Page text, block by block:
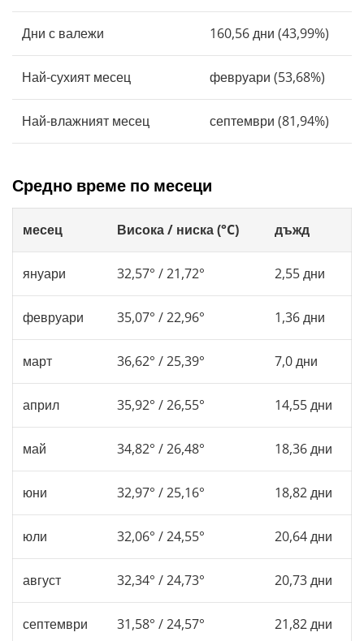
Дни с валежи 160,56 дни (43,99%)
Най-сухият месец февруари (53,68%)
Най-влажният месец септември (81,94%)
Средно време по месеци
месец Висока / ниска (°C) дъжд
януари 32,57° / 21,72° 2,55 дни
февруари 35,07° / 22,96° 1,36 дни
март 36,62° / 25,39° 7,0 дни
април 35,92° / 26,55° 14,55 дни
май 34,82° / 26,48° 18,36 дни
юни 32,97° / 25,16° 18,82 дни
юли 32,06° / 24,55° 20,64 дни
август 32,34° / 24,73° 20,73 дни
септември 31,58° / 24,57° 21,82 дни